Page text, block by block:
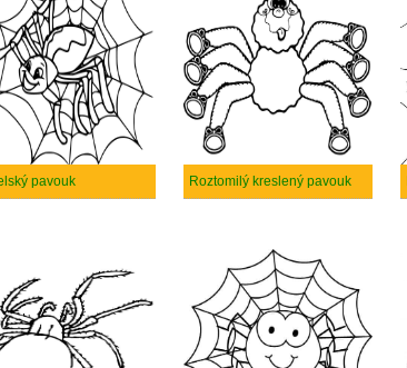
pavouk Roztomilý kreslený pavouk